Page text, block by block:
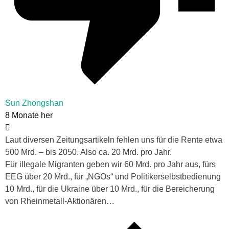
Sun Zhongshan
8 Monate her
Laut diversen Zeitungsartikeln fehlen uns für die Rente etwa
500 Mrd. – bis 2050. Also ca. 20 Mrd. pro Jahr.
Für illegale Migranten geben wir 60 Mrd. pro Jahr aus, fürs
EEG über 20 Mrd., für „NGOs“ und Politikerselbstbedienung
10 Mrd., für die Ukraine über 10 Mrd., für die Bereicherung
von Rheinmetall-Aktionären…